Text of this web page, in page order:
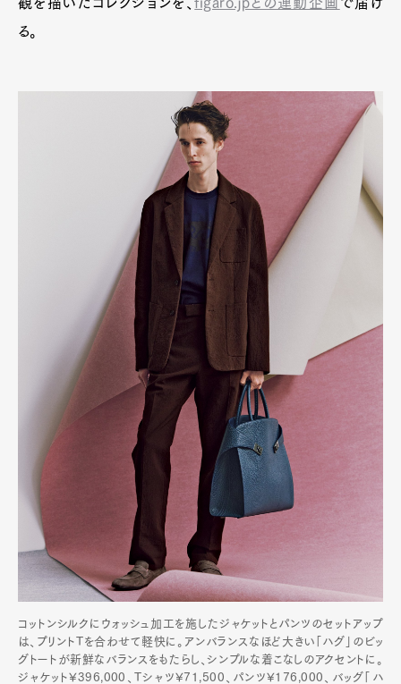
Pen Membership
Magazine
Official Columnist
Contact
Pen Meet
Pen international Pen tw
る。
コットンシルクにウォッシュ加工を施したジャケットとパンツのセットアップ
は、プリントTを合わせて軽快に。アンバランスなほど大きい「ハグ」のビッ
グトートが新鮮なバランスをもたらし、シンプルな着こなしのアクセントに。
ジャケット¥396,000、Tシャツ¥71,500、パンツ¥176,000、バッグ「ハ